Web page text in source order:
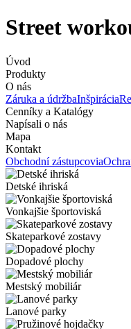
Street
Úvod
Produkty
O nás
Záruka a údržbaInšpirácia
Cenníky a Katalógy
Napísali o nás
Mapa
Kontakt
Obchodní zástupcovia
Detské ihriská
Vonkajšie športoviská
Skateparkové zostavy
Dopadové plochy
Mestský mobiliár
Lanové parky